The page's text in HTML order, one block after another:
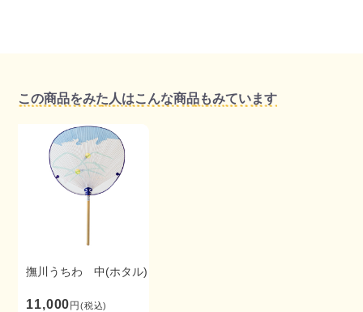
この商品をみた人はこんな商品もみています
撫川うちわ 中(ホタル)
11,000円(税込)